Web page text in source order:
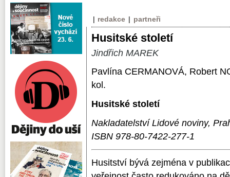
| redakce | partneři
Husitské století
Jindřich MAREK
Pavlína CERMANOVÁ, Robert
kol.
Husitské století
Nakladatelství Lidové noviny,
ISBN 978-80-7422-277-1
Husitství bývá zejména v